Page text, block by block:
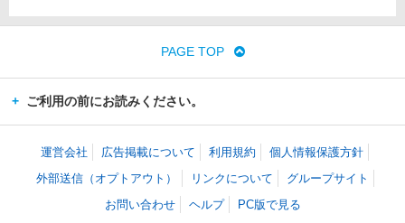
PAGE TOP
ご利用の前にお読みください。
運営会社 広告掲載について 利用規約
個人情報保護方針
外部送信（オプトアウト）
リンクについて
グループサイト
お問い合わせ
ヘルプ PC版で見る